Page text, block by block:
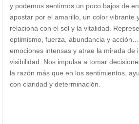
y podemos sentirnos un poco bajos de
apostar por el amarillo, un color vibrante
relaciona con el sol y la vitalidad.
optimismo, fuerza, abundancia y
emociones intensas y atrae la mirada de
visibilidad. Nos impulsa a tomar
la razón más que en los sentimientos,
con claridad y determinación.